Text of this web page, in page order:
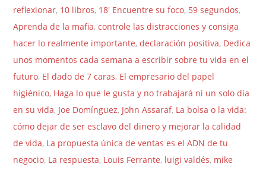
reflexionar, 10 libros, 18' Encuentre su foco, 59 segundos,
Aprenda de la mafia,controle las distracciones y consiga
hacer lo realmente importante,declaración positiva, Dedica
unos momentos cada semana a escribir sobre tu vida en el
futuro, El dado de 7 caras, El empresario del papel
higiénico, Haga lo que le gusta y no trabajará ni un solo día
en su vida, Joe Domínguez, John Assaraf, La bolsa o la vida:
cómo dejar de ser esclavo del dinero y mejorar la calidad
de vida, La propuesta única de ventas es el ADN de tu
negocio, La respuesta, Louis Ferrante, luigi valdés, mike